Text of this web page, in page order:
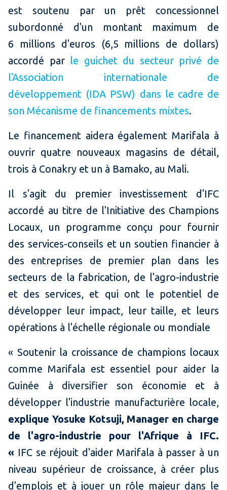
est soutenu par un prêt concessionnel
subordonné d'un montant maximum de
6 millions d'euros (6,5 millions de dollars)
accordé par
le guichet du secteur privé de
l'Association internationale de
développement (IDA PSW) dans le cadre de
son Mécanisme de financements mixtes.
Le financement aidera également Marifala à
ouvrir quatre nouveaux magasins de détail,
trois à Conakry et un à Bamako, au Mali.
Il s'agit du premier investissement d'IFC
accordé au titre de l'Initiative des Champions
Locaux, un programme conçu pour fournir
des services-conseils et un soutien financier à
des entreprises de premier plan dans les
secteurs de la fabrication, de l'agro-industrie
et des services, et qui ont le potentiel de
développer leur impact, leur taille, et leurs
opérations à l'échelle régionale ou mondiale
« Soutenir la croissance de champions locaux
comme Marifala est essentiel pour aider la
Guinée à diversifier son économie et à
développer l'industrie manufacturière locale,
explique Yosuke Kotsuji, Manager en charge
de l'agro-industrie pour l'Afrique à IFC.
« IFC se réjouit d'aider Marifala à passer à un
niveau supérieur de croissance, à créer plus
d'emplois et à jouer un rôle majeur dans le